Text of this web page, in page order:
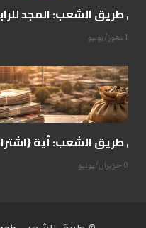
على طريق الشعب: المجد
14 تموز/يوليو
على طريق الشعب: أية
07 حزيران/يونيو